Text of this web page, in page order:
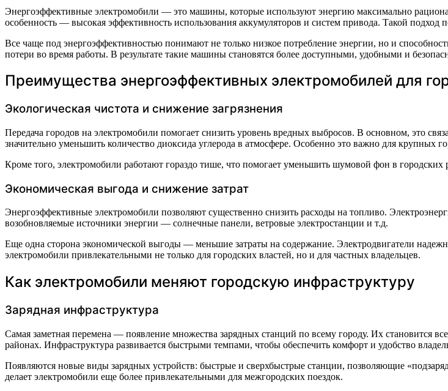
Энергоэффективные электромобили — это машины, которые используют энергию максимально
особенность — высокая эффективность использования аккумуляторов и систем привода. Такой подход
Все чаще под энергоэффективностью понимают не только низкое потребление энергии, но и
потери во время работы. В результате такие машины становятся более доступными, удобными и
Преимущества энергоэффективных электромобилей для
Экологическая чистота и снижение загрязнения
Передача городов на электромобили помогает снизить уровень вредных выбросов. В основном, это
значительно уменьшить количество диоксида углерода в атмосфере. Особенно это важно для крупных
Кроме того, электромобили работают гораздо тише, что помогает уменьшить шумовой фон в
Экономическая выгода и снижение затрат
Энергоэффективные электромобили позволяют существенно снизить расходы на топливо.
возобновляемые источники энергии — солнечные панели, ветровые электростанции и т.д.
Еще одна сторона экономической выгоды — меньшие затраты на содержание. Электродвигатели
электромобили привлекательными не только для городских властей, но и для частных владельцев.
Как электромобили меняют городскую инфраструктуру
Зарядная инфраструктура
Самая заметная перемена — появление множества зарядных станций по всему городу. Их становится
районах. Инфраструктура развивается быстрыми темпами, чтобы обеспечить комфорт и удобство
Появляются новые виды зарядных устройств: быстрые и сверхбыстрые станции, позволяющие
делает электромобили еще более привлекательными для межгородских поездок.